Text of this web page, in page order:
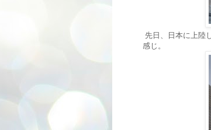
先日、日本に上陸
感じ。